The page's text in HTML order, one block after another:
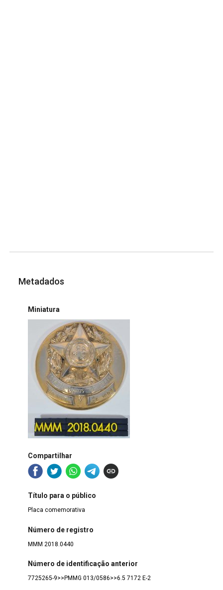
Metadados
Miniatura
Compartilhar
Título para o público
Placa comemorativa
Número de registro
MMM 2018.0440
Número de identificação anterior
7725265-9>>PMMG 013/0586>>6.5 7172 E-2